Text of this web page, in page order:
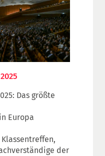
Das größte
Europa
der